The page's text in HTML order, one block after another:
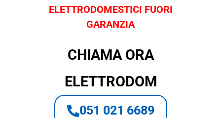
ELETTRODOMESTICI FUORI
GARANZIA
CHIAMA ORA
ELETTRODOM
051 021 6689